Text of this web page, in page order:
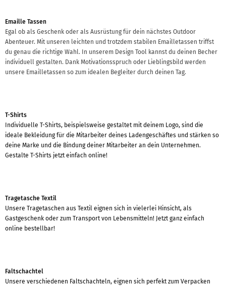
Emaille Tassen
Egal ob als Geschenk oder als Ausrüstung für dein nächstes Outdoor
Abenteuer. Mit unseren leichten und trotzdem stabilen Emailletassen triffst
du genau die richtige Wahl. In unserem Design Tool kannst du deinen Becher
individuell gestalten. Dank Motivationsspruch oder Lieblingsbild werden
unsere Emailletassen so zum idealen Begleiter durch deinen Tag.
T-Shirts
Individuelle T-Shirts, beispielsweise gestaltet mit deinem Logo, sind die
ideale Bekleidung für die Mitarbeiter deines Ladengeschäftes und stärken so
deine Marke und die Bindung deiner Mitarbeiter an dein Unternehmen.
Gestalte T-Shirts jetzt einfach online!
Tragetasche Textil
Unsere Tragetaschen aus Textil eignen sich in vielerlei Hinsicht, als
Gastgeschenk oder zum Transport von Lebensmitteln! Jetzt ganz einfach
online bestellbar!
Faltschachtel
Unsere verschiedenen Faltschachteln, eignen sich perfekt zum Verpacken